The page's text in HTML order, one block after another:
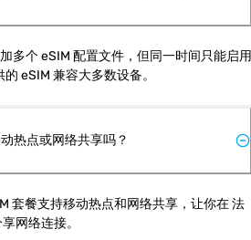
多个 eSIM 配置文件，但同一时间只能启用
eSIM 兼容大多数设备。
热点或网络共享吗？
套餐支持移动热点和网络共享，让你在 法
网络连接。